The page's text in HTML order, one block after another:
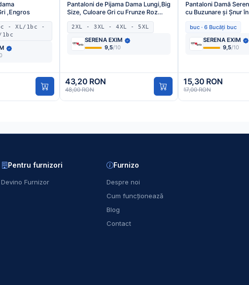
,Engros
- XL/1bc -
1bc
Pantaloni de Pijama Dama Lungi,Big
Size, Culoare Gri cu Frunze Roz
,Engros
2XL - 3XL - 4XL - 5XL
SERENA EXIM
9,5/10
43,20 RON
48,00 RON
Pantaloni Damă
cu Buzunare și Șnur în
buc · 6 Bucăți buc
SERENA EXIM
9,5/10
15,30 RON
17,00 RON
Pentru furnizori
Devino Furnizor
Furnizo
Despre noi
Cum funcționează
Blog
Contact